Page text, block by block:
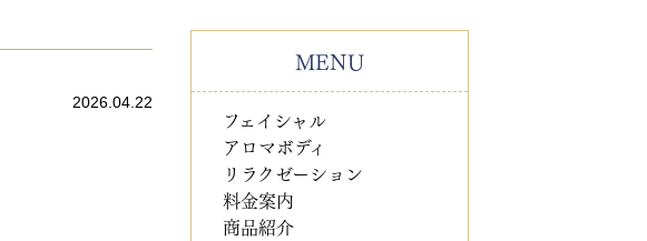
2026.04.22
MENU
フェイシャル
アロマボディ
リラクゼーション
料金案内
商品紹介